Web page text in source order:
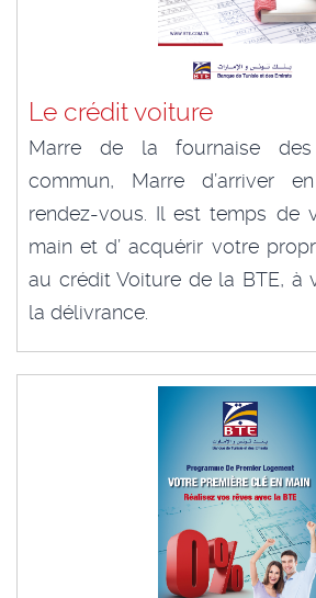
Le crédit voiture
Marre de la fournaise
commun, Marre d’arriver
rendez-vous. Il est temps de
main et d’ acquérir votre
au crédit Voiture de la BTE, à
la délivrance.